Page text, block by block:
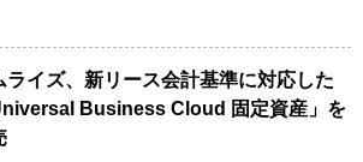
ライズ、新リース会計基準に対応した
Business Cloud 固定資産」を